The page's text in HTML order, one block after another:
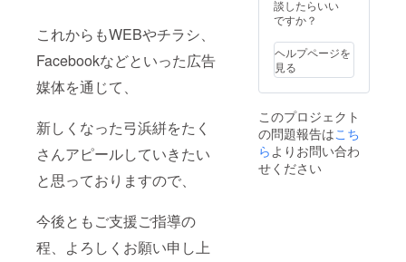
これからもWEBやチラシ、
Facebookなどといった広告
媒体を通じて、
新しくなった弓浜絣をたく
さんアピールしていきたい
と思っておりますので、
今後ともご支援ご指導の
程、よろしくお願い申し上
談したらいい
ですか？
ヘルプページを
見る
このプロジェクト
の問題報告はこち
らよりお問い合わ
せください